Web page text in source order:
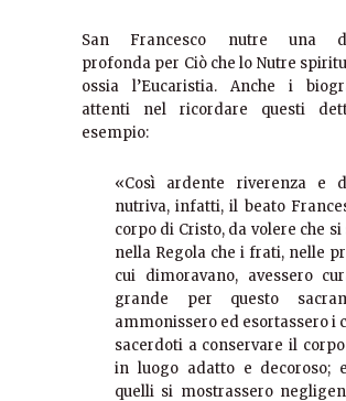
San Francesco nutre una
profonda per Ciò che lo Nutre
ossia l’Eucaristia. Anche i
attenti nel ricordare questi
esempio:
«Così ardente riverenza e
nutriva, infatti, il beato
corpo di Cristo, da volere che si
nella Regola che i frati, nelle
cui dimoravano, avessero
grande per questo
ammonissero ed esortassero i
sacerdoti a conservare il
in luogo adatto e decoroso;
quelli si mostrassero